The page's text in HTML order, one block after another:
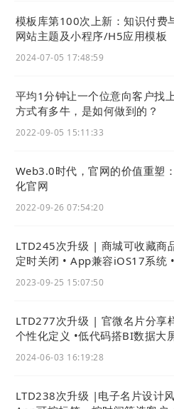
i. 增加登录入口
通用站点
顶部导航中，支持
对于开启会员/商城等功能的
模板库第100次上新：知识付费
网站主题及小程序/H5应用模板
2024-07-05 17:48:59
平均1分钟让一个位意向客户找
方式有多牛，是如何做到的？
2022-09-05 15:11:33
Web3.0时代，官网的价值重塑
化官网
2022-09-26 07:54:20
LTD245次升级 | 商城可收藏商
定时关闭 • App兼容iOS17系统
2023-09-25 15:07:50
LTD277次升级 | 官微名片分享
个性化定义 •低代码搭BI数据大
2024-06-03 16:19:28
LTD238次升级 |电子名片设计